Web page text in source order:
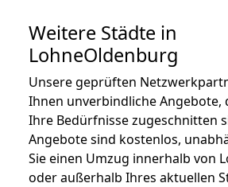
Weitere Städte in
LohneOldenburg
Unsere geprüften
Ihnen unverbindliche Angebote,
Ihre Bedürfnisse zugeschnitten
Angebote sind kostenlos,
Sie einen Umzug innerhalb von
oder außerhalb Ihres aktuellen